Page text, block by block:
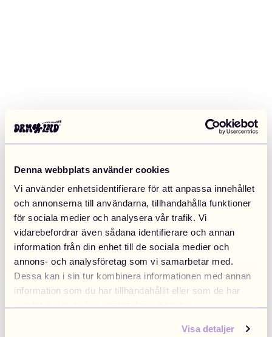
Denna webbplats använder cookies
Vi använder enhetsidentifierare för att anpassa innehållet
och annonserna till användarna, tillhandahålla funktioner
för sociala medier och analysera vår trafik. Vi
vidarebefordrar även sådana identifierare och annan
information från din enhet till de sociala medier och
annons- och analysföretag som vi samarbetar med.
Dessa kan i sin tur kombinera informationen med annan
information som du har tillhandahållit eller som de har
samlat in när du har använt deras tjänster.
Visa detaljer
Application error: a client-side exception has occurred (see the
browser console for more information).